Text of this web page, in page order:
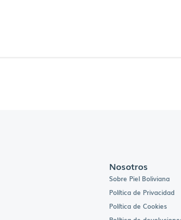
Nosotros
Sobre Piel Boliviana
Política de Privacidad
Política de Cookies